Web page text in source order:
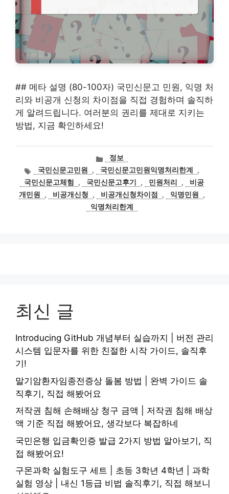
## 메타 설명 (80-100자) 국민신문고 민원, 익명 처
리와 비공개 신청의 차이점을 직접 경험하며 솔직하
게 알려드립니다. 여러분의 권리를 제대로 지키는
방법, 지금 확인하세요!
카
테
고
리
정보
태
그
국민신문고민원 , 국민신문고민원익명처리한계
,
국민신문고체험
, 국민신문고후기 , 민원처리 ,
비공
개민원
, 비공개신청 , 비공개신청차이점 , 익명민원
,
익명처리한계
최신 글
Introducing GitHub 개념부터 실습까지 | 버전 관리
시스템 입문자를 위한 친절한 시작 가이드, 솔직후
기!
말기암환자임종전증상 돌봄 방법 | 완벽 가이드 솔
직후기, 직접 해봤어요
저작권 침해 손해배상 청구 금액 | 저작권 침해 배상
액 기준 직접 해봤어요, 생각보다 복잡하네
국민은행 입금확인증 발급 2가지 방법 알아보기, 직
접 해봤어요!
구몬과학 실험도구 세트 | 초등 3학년 4학년 | 과학
실험 영상 | 내신 1등급 비법 솔직후기, 직접 해보니